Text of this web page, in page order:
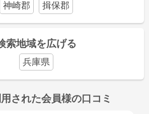
神崎郡
揖保郡
索地域を広げる
兵庫県
された会員様の口コミ